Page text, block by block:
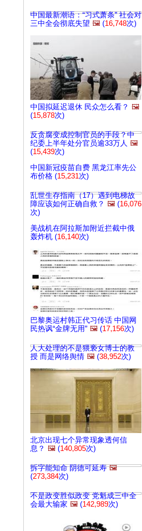
中国最新潮语：“习式萧条” 社会对
三中全会彻底失望 🖼️ (16,748次)
中国拟延迟退休 民众怎么看？ 🖼️
(15,878次)
反贪腐变成控制官员的手段？中
纪委上半年处分官员逾33万人 🖼️
(15,439次)
中国新冠疫苗自费 黑龙江率先公
布价格 (15,231次)
乱世生存指南（17）遇到电梯故
障应该如何正确自救？ 🖼️ (16,076
次)
美战机在阿拉斯加附近拦截中俄
轰炸机 (16,140次)
巴黎奥运村韩正代习传话 中国网
民热讽“金牌无用” 🖼️ (17,156次)
人大处理的不是猥亵女博士的教
授 而是网络舆情 🖼️ (38,952次)
北京出现七个异常现象透何信
息？ 🖼️ (140,805次)
拆字能知命 阴德可延寿 🖼️
(273,384次)
不是政变胜似政变 党魁成三中全
会最大输家 🖼️ (142,989次)